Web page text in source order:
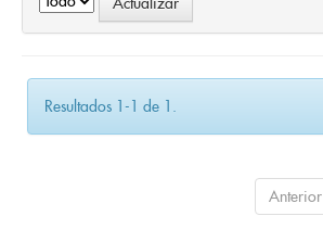
Resultados 1-1 de 1.
Anterior